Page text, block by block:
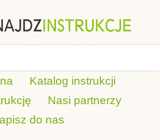
Katalog instrukcji
Nasi partnerzy
do nas